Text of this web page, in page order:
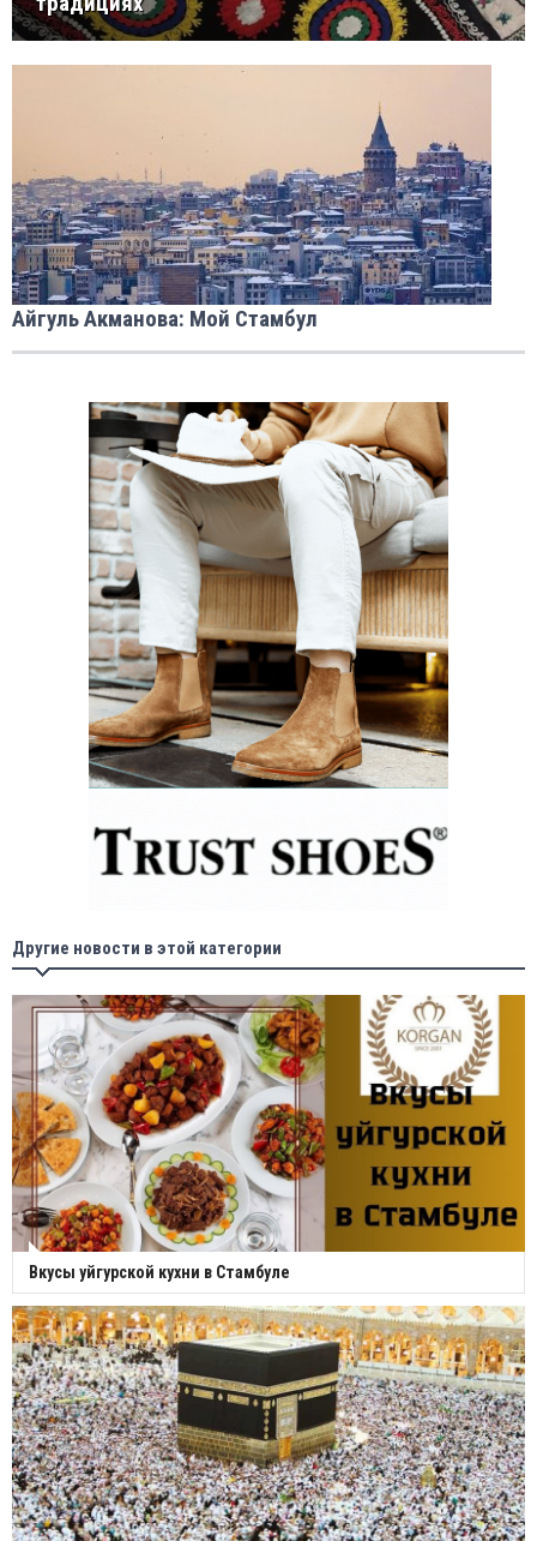
Айгуль Акманова: Мой Стамбул
Другие новости в этой категории
Вкусы уйгурской кухни в Стамбуле